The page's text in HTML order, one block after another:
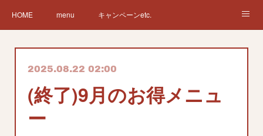
HOME menu キャンペーンetc.
サロン紹介 サービス
2025.08.22 02:00
(終了)9月のお得メニュ
ー